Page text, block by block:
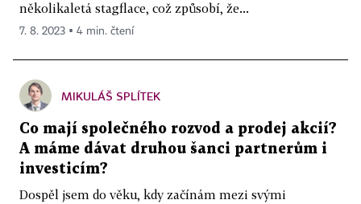
několikaletá stagflace, což způsobí, že...
7. 8. 2023 ▪ 4 min. čtení
MIKULÁŠ SPLÍTEK
Co mají společného rozvod a prodej akcií?
A máme dávat druhou šanci partnerům i
investicím?
Dospěl jsem do věku, kdy začínám mezi svými